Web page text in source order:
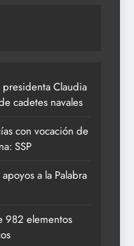
Claudia
cadetes navales
con vocación de
SSP
a la Palabra
982 elementos